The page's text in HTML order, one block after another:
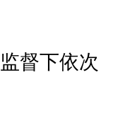
督下依次